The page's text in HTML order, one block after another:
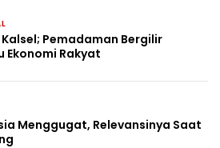
Pemadaman Bergilir
Ekonomi Rakyat
Menggugat, Relevansinya Saat